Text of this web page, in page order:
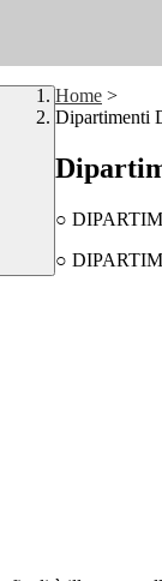
Home >
Dipartimenti
○
○